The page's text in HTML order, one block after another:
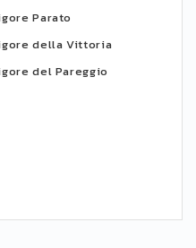
Parato
della Vittoria
del Pareggio